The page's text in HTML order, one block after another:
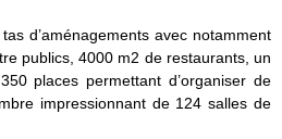
d’aménagements avec notamment
publics, 4000 m2 de restaurants, un
places permettant d’organiser de
impressionnant de 124 salles de